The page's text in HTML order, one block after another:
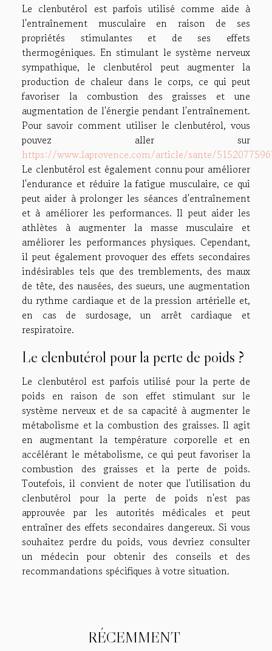
Le clenbutérol est parfois utilisé comme aide à
l'entraînement musculaire en raison de ses
propriétés stimulantes et de ses effets
thermogéniques. En stimulant le système nerveux
sympathique, le clenbutérol peut augmenter la
production de chaleur dans le corps, ce qui peut
favoriser la combustion des graisses et une
augmentation de l'énergie pendant l'entraînement.
Pour savoir comment utiliser le clenbutérol, vous
pouvez aller sur
https://www.laprovence.com/article/sante/
Le clenbutérol est également connu pour améliorer
l'endurance et réduire la fatigue musculaire, ce qui
peut aider à prolonger les séances d'entraînement
et à améliorer les performances. Il peut aider les
athlètes à augmenter la masse musculaire et
améliorer les performances physiques. Cependant,
il peut également provoquer des effets secondaires
indésirables tels que des tremblements, des maux
de tête, des nausées, des sueurs, une augmentation
du rythme cardiaque et de la pression artérielle et,
en cas de surdosage, un arrêt cardiaque et
respiratoire.
Le clenbutérol pour la perte de poids ?
Le clenbutérol est parfois utilisé pour la perte de
poids en raison de son effet stimulant sur le
système nerveux et de sa capacité à augmenter le
métabolisme et la combustion des graisses. Il agit
en augmentant la température corporelle et en
accélérant le métabolisme, ce qui peut favoriser la
combustion des graisses et la perte de poids.
Toutefois, il convient de noter que l'utilisation du
clenbutérol pour la perte de poids n'est pas
approuvée par les autorités médicales et peut
entraîner des effets secondaires dangereux. Si vous
souhaitez perdre du poids, vous devriez consulter
un médecin pour obtenir des conseils et des
recommandations spécifiques à votre situation.
RÉCEMMENT